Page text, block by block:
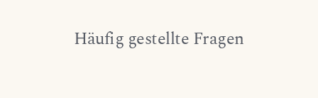
Häufig gestellte Fragen